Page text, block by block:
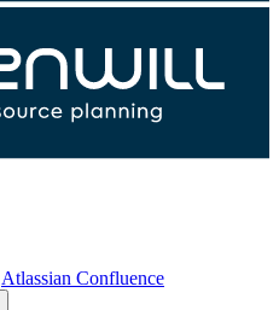
Atlassian Confluence